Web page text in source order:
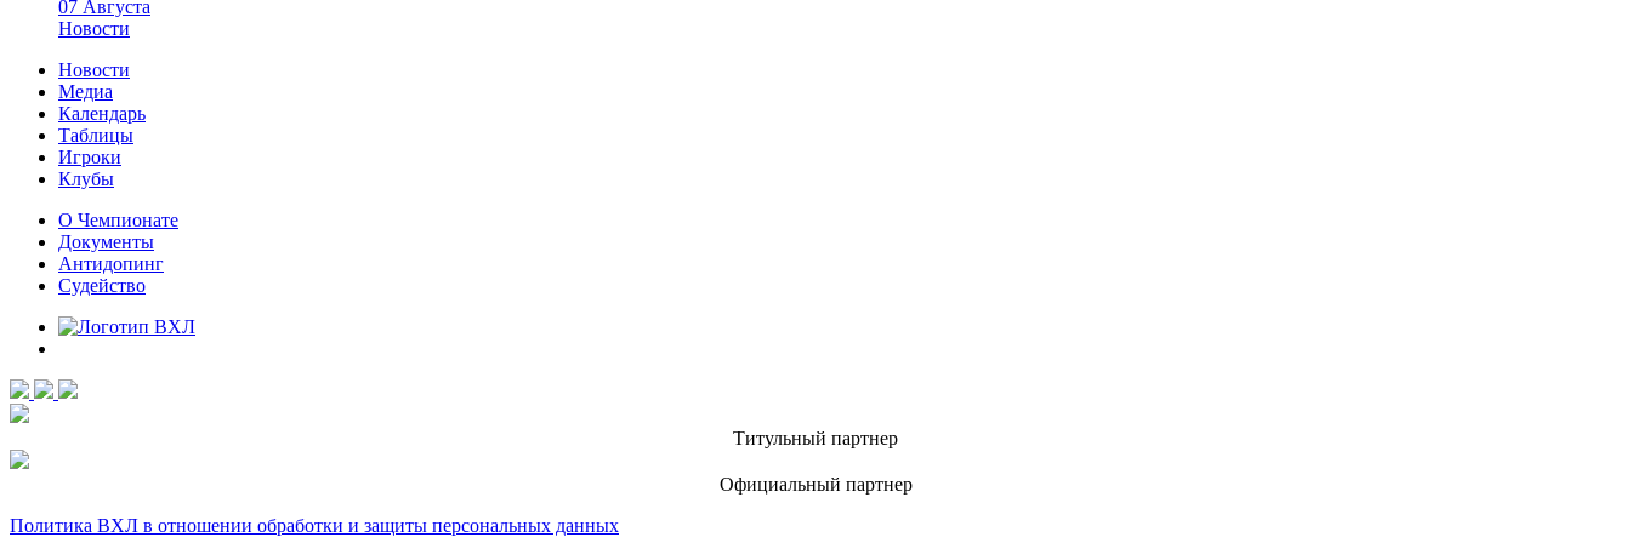
07 Августа
Новости
Новости
Медиа
Календарь
Таблицы
Игроки
Клубы
О Чемпионате
Документы
Антидопинг
Судейство
Титульный партнер
Официальный партнер
Политика ВХЛ в отношении обработки и защиты персональных данных